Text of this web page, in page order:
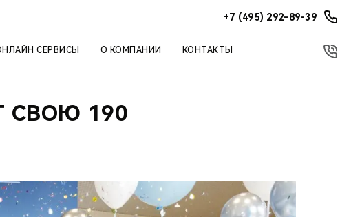
+7 (495) 292-89-39
СЕРВИСЫ О КОМПАНИИ КОНТАКТЫ
СВОЮ 190